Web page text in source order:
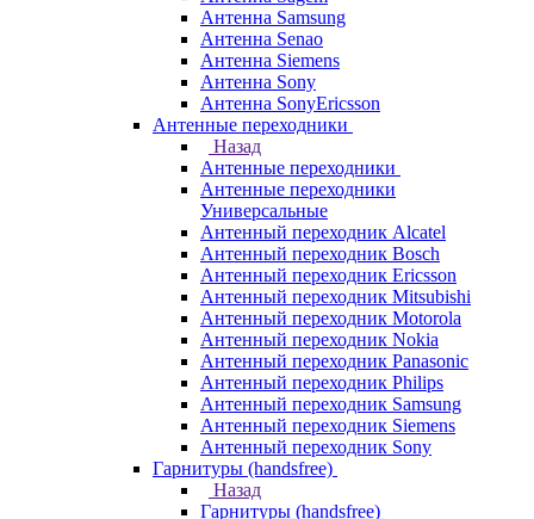
Антенна Samsung
Антенна Senao
Антенна Siemens
Антенна Sony
Антенна SonyEricsson
Антенные переходники
Назад
Антенные переходники
Антенные переходники
Универсальные
Антенный переходник Alcatel
Антенный переходник Bosch
Антенный переходник Ericsson
Антенный переходник Mitsubishi
Антенный переходник Motorola
Антенный переходник Nokia
Антенный переходник Panasonic
Антенный переходник Philips
Антенный переходник Samsung
Антенный переходник Siemens
Антенный переходник Sony
Гарнитуры (handsfree)
Назад
Гарнитуры (handsfree)